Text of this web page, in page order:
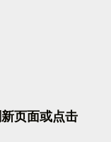
新页面或点击